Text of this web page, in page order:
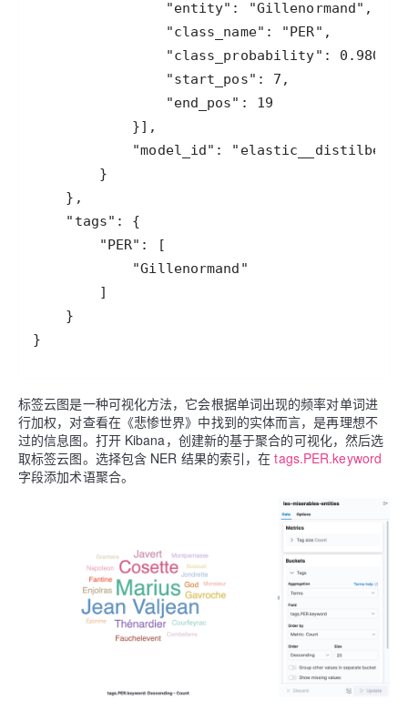
}
标签云图是一种可视化方法，它会根据单词出现的频率对单词进
行加权，对查看在《悲惨世界》中找到的实体而言，是再理想不
过的信息图。打开 Kibana，创建新的基于聚合的可视化，然后选
取标签云图。选择包含 NER 结果的索引，在tags.PER.keyword
字段添加术语聚合。